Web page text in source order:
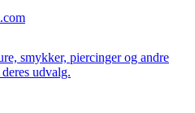
smykker, piercinger og andre
udvalg.